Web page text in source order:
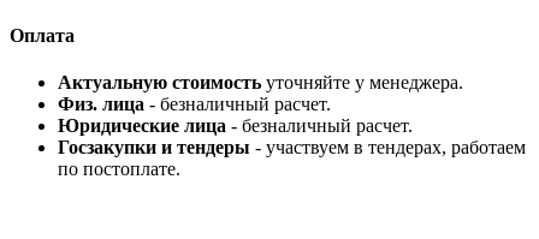
Оплата
Актуальную стоимость уточняйте у менеджера.
Физ. лица - безналичный расчет.
Юридические лица - безналичный расчет.
Госзакупки и тендеры - участвуем в тендерах, работаем
по постоплате.